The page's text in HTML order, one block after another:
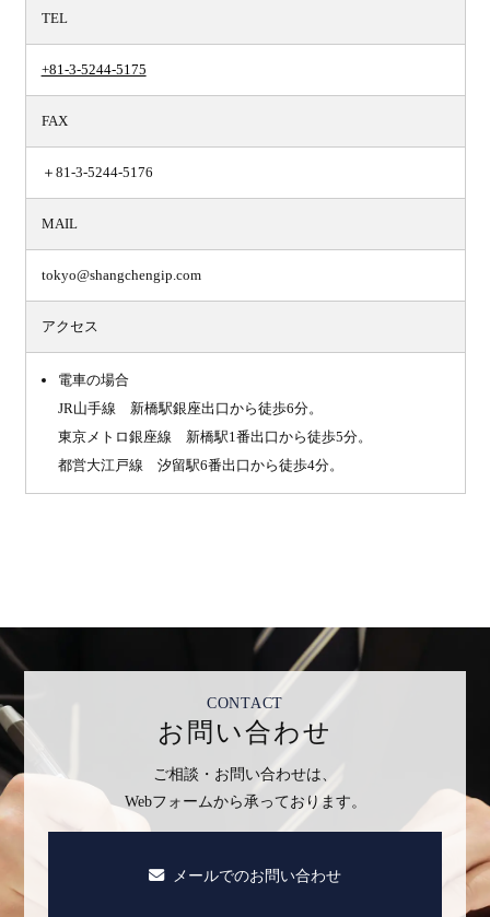
TEL
+81-3-5244-5175
FAX
＋81-3-5244-5176
MAIL
tokyo@shangchengip.com
アクセス
電車の場合
JR山手線 新橋駅銀座出口から徒歩6分。
東京メトロ銀座線 新橋駅1番出口から徒歩5分。
都営大江戸線 汐留駅6番出口から徒歩4分。
CONTACT
お問い合わせ
ご相談・お問い合わせは、
Webフォームから承っております。
メールでのお問い合わせ